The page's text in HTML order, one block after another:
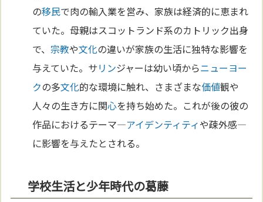
の移民で肉の輸入業を営み、家族は経済的に恵まれ
ていた。母親はスコットランド系のカトリック出身
で、 宗教や文化の違いが家族の生活に独特な影響を
与えていた。サリンジャーは幼い頃からニューヨー
クの多文化的な環境に触れ、さまざまな価値観や
人々の生き方に関心を持ち始めた。これが後の彼の
作品におけるテーマ—アイデンティティや疎外感—
に影響を与えたとされる。
学校生活と少年時代の葛藤